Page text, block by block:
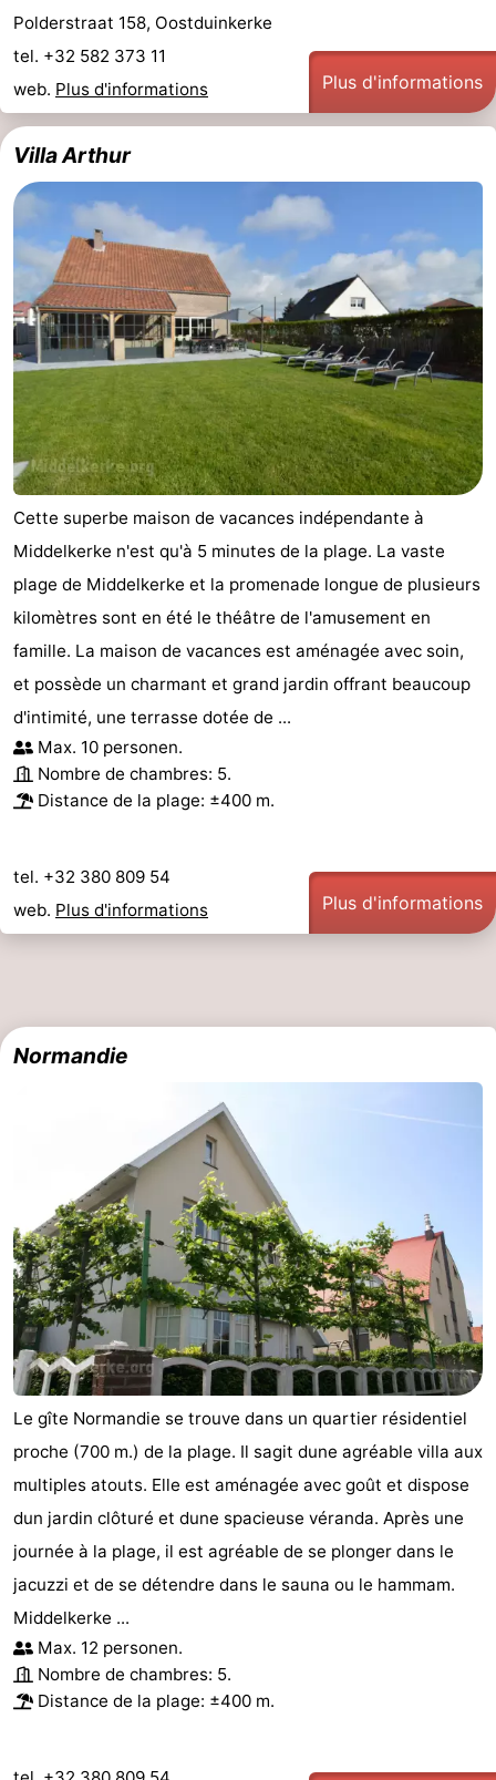
Polderstraat 158, Oostduinkerke
tel. +32 582 373 11
web. Plus d'informations Plus d'informations
Villa Arthur
Cette superbe maison de vacances indépendante à
Middelkerke n'est qu'à 5 minutes de la plage. La vaste
plage de Middelkerke et la promenade longue de plusieurs
kilomètres sont en été le théâtre de l'amusement en
famille. La maison de vacances est aménagée avec soin,
et possède un charmant et grand jardin offrant beaucoup
d'intimité, une terrasse dotée de ...
Max. 10 personen.
Nombre de chambres: 5.
Distance de la plage: ±400 m.
tel. +32 380 809 54
web. Plus d'informations Plus d'informations
Normandie
Le gîte Normandie se trouve dans un quartier résidentiel
proche (700 m.) de la plage. Il sagit dune agréable villa aux
multiples atouts. Elle est aménagée avec goût et dispose
dun jardin clôturé et dune spacieuse véranda. Après une
journée à la plage, il est agréable de se plonger dans le
jacuzzi et de se détendre dans le sauna ou le hammam.
Middelkerke ...
Max. 12 personen.
Nombre de chambres: 5.
Distance de la plage: ±400 m.